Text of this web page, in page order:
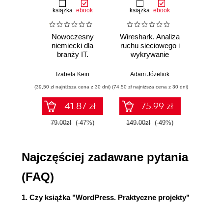
All in One SEO Pack (35)
Google Sitemap Generator (41)
Internal Link Building (42)
Sociable Polska (44)
WordPress Tweaks (49)
WP Page Numbers (51)
Konfiguracja WordPressa (52)
Blogroll (52)
Ustawienia ogólne (52)
Usługi aktualizacji (55)
Kategorie (58)
Regulamin (60)
Usuwanie domyślnego wpisu (62)
książka ebook
Nowoczesny
niemiecki dla
branży IT.
przykłady i
Izabela Kein
(39,50 zł najniższa cena z 30 dni)
41.87 zł
79.00zł (-47%)
książka ebook
Wireshark. Analiza
ruchu sieciowego i
wykrywanie
Adam Józefiok
(74,50 zł najniższa cena z 30 dni)
75.99 zł
149.00zł (-49%)
Najczęściej zadawane pytania
(FAQ)
1. Czy książka "WordPress. Praktyczne projekty"